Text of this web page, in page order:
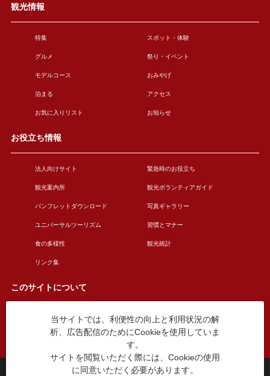
観光情報
特集 スポット・体験
グルメ 祭り・イベント
モデルコース おみやげ
泊まる アクセス
お気に入りリスト お知らせ
お役立ち情報
法人向けサイト 緊急時のお役立ち
観光案内所 観光ボランティアガイド
パンフレットダウンロード 写真ギャラリー
ユニバーサルツーリズム 習慣とマナー
食の多様性 観光統計
リンク集
このサイトについて
このサイトについて 広告掲載について
お問い合わせ
台東区役所観光課
当サイトでは、利便性の向上と利用状況の解
析、広告配信のためにCookieを使用していま
す。
サイトを閲覧いただく際には、Cookieの使用
に同意いただく必要があります。